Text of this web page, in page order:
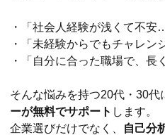
・「社会人経験が浅くて不安…
・「未経験からでもチャレン
・「自分に合った職場で、長
そんな悩みを持つ20代・30代
ーが無料でサポート します。
企業選びだけでなく、
自己分